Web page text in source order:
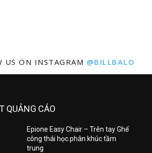
US ON INSTAGRAM @BILLBALO
QUẢNG CÁO
Epione Easy Chair – Trên tay Ghế
công thái học phân khúc tầm
trung